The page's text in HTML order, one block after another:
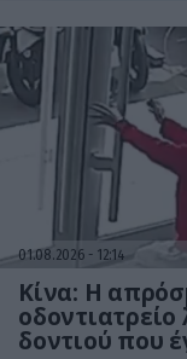
01.08.2026 12:14
Κίνα: Η
δοντιού που